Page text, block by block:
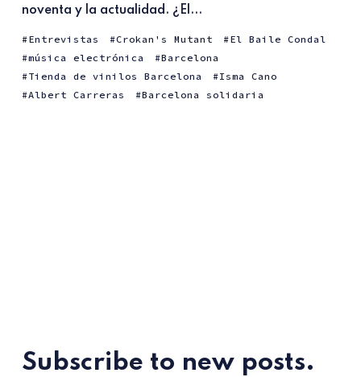
noventa y la actualidad. ¿El...
Entrevistas Crokan's Mutant
El Baile Condal
música electrónica
Barcelona
Tienda de vinilos Barcelona
Isma Cano
Albert Carreras
Barcelona solidaria
Subscribe to new posts.